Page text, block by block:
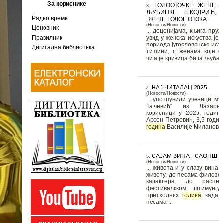
За кориснике
Радно време
Ценовник
Правилник
Дигитална библиотека
3. ГОЛООТОЧКЕ
ЉУБИНКЕ
„ЖЕНЕ ГОЛОГ ОТОКА“
(Новости/Новости)
... деценијама, књига
увид у женска искуства
периода југословенске
тишини, о женама које
чија је кривица била
4. НАЈ ЧИТАЛАЦ 2025.
(Новости/Новости)
... употпунили ученици
Тајчевић“ из Лазаревца.
корисници у 2025. години Дечије
Арсен Петровић, 3,5
година Василије
5. САЈАМ ВИНА -
(Новости/Новости)
... живота и у славу вина
животу, до песама
карактера, до
фестивалском
претходних година
песама ...